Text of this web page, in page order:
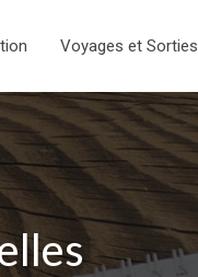
Voyages et Sorties